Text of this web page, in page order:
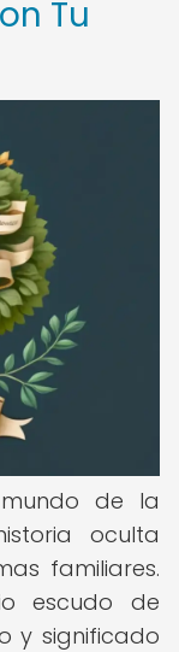
Tu
de la
oculta
familiares.
escudo de
y significado